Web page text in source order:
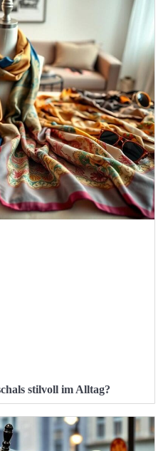
stilvoll im Alltag?